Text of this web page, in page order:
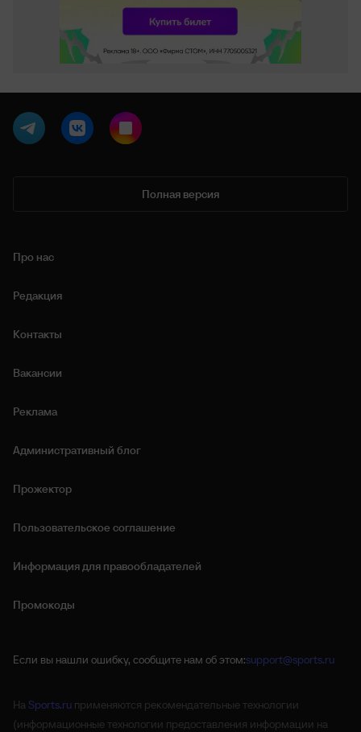
Полная версия
Про нас
Редакция
Контакты
Вакансии
Реклама
Административный блог
Прожектор
Пользовательское соглашение
Информация для правообладателей
Промокоды
Если вы нашли ошибку, сообщите нам об этом:support@sports.ru
НаSports.ru применяются рекомендательные технологии
(информационные технологии предоставления информации на